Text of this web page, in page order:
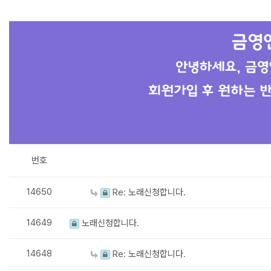
번호
14650 Re: 노래신청합니다.
14649 노래신청합니다.
14648 Re: 노래신청합니다.